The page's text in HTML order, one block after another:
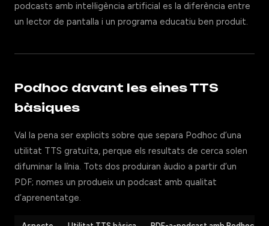
podcasts amb intel·ligència artificial es la diferència entre
un lector de pantalla i un programa educatiu ben produit.
Podhoc davant les eines TTS
bàsiques
Val la pena ser explicits sobre que separa Podhoc d’una
utilitat TTS gratuïta, perque els resultats de cerca solen
difuminar la línia. Tots dos produiran àudio a partir d’un
PDF; nomes un produeix un podcast amb qualitat
d’aprenentatge.